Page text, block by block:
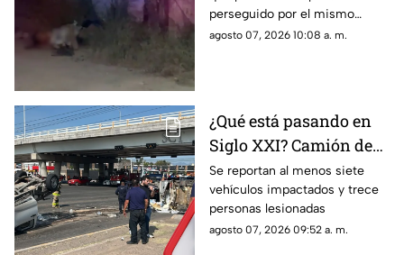
agosto
perseguido por el mismo
conductor
agosto 07, 2026 10:08 a. m.
¿Qué está pasando en
Siglo XXI? Camión de
carga se queda sin
frenos y provoca
choque múltiple; NO
hay paso
Se reportan al menos siete
vehículos impactados y trece
personas lesionadas
agosto 07, 2026 09:52 a. m.